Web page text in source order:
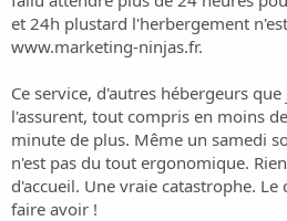
et 24h plustard l'herbergement
www.marketing-ninjas.fr.
Ce service, d'autres hébergeurs
l'assurent, tout compris en moins
minute de plus. Même un samedi
n'est pas du tout ergonomique.
d'accueil. Une vraie catastrophe.
faire avoir !